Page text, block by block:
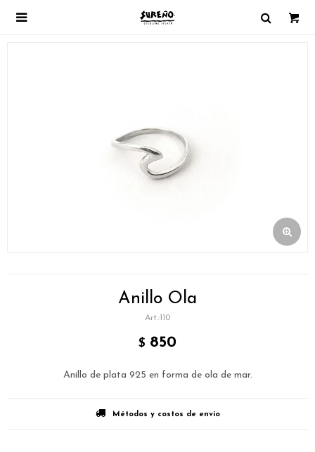

Anillo Ola
110
$ 850
Anillo de plata 925 en forma de ola de mar.
Métodos y costos de envío